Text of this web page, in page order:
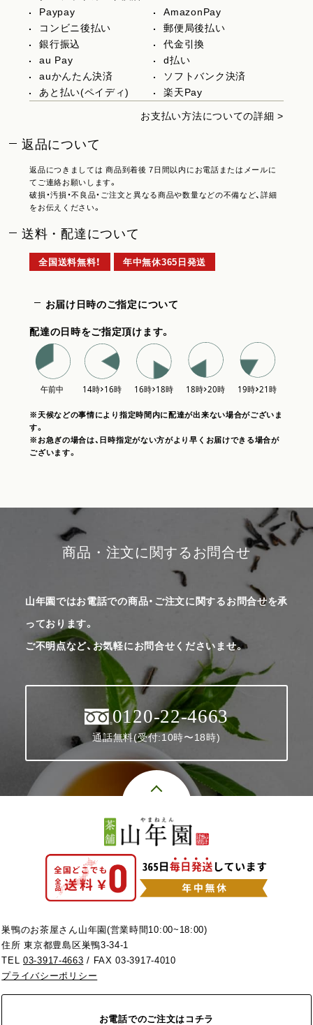
Paypay
AmazonPay
コンビニ後払い
郵便局後払い
銀行振込
代金引換
au Pay
d払い
auかんたん決済
ソフトバンク決済
あと払い(ペイディ)
楽天Pay
お支払い方法についての詳細 >
返品について
返品につきましては 商品到着後 7日間以内にお電話またはメールに
てご連絡お願いします。
破損・汚損・不良品・ご注文と異なる商品や数量などの不備など、詳細
をお伝えください。
送料・配達について
全国送料無料！ 年中無休365日発送
お届け日時のご指定について
配達の日時をご指定頂けます。
※天候などの事情により指定時間内に配達が出来ない場合がございま
す。
※お急ぎの場合は、日時指定がない方がより早くお届けできる場合が
ございます。
商品・注文に関するお問合せ
山年園ではお電話での商品・ご注文に関するお問合せを承
っております。
ご不明点など、お気軽にお問合せくださいませ。
0120-22-4663
通話無料(受付:10時〜18時)
巣鴨のお茶屋さん山年園(営業時間10:00~18:00)
住所 東京都豊島区巣鴨3-34-1
TEL03-3917-4663 / FAX 03-3917-4010
プライバシーポリシー
お電話でのご注文はコチラ